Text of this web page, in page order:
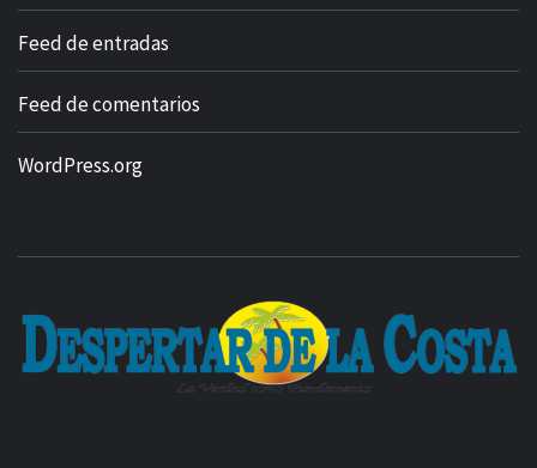
Feed de entradas
Feed de comentarios
WordPress.org